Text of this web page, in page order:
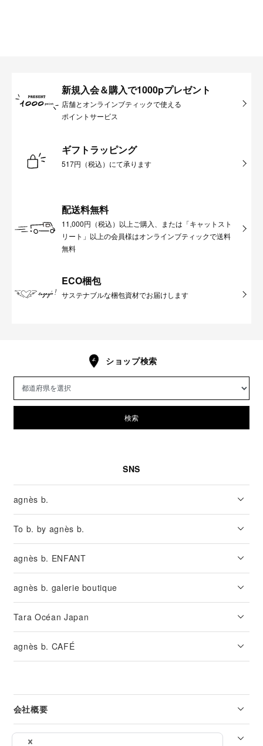
新規入会＆購入で1000pプレゼント
店舗とオンラインブティックで使える
ポイントサービス
ギフトラッピング
517円（税込）にて承ります
配送料無料
11,000円（税込）以上ご購入、または「キャットスト
リート」以上の会員様はオンラインブティックで送料
無料
ECO梱包
サステナブルな梱包資材でお届けします
ショップ検索
検索
SNS
agnès b.
To b. by agnès b.
agnès b. ENFANT
agnès b. galerie boutique
Tara Océan Japan
agnès b. CAFÉ
会社概要
リーガル